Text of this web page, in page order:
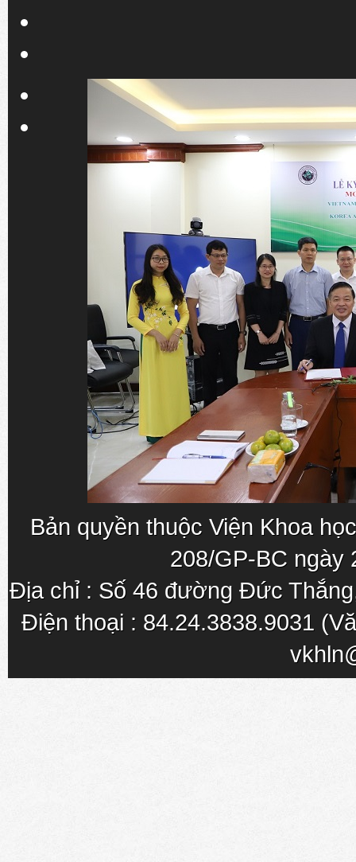
Bản quyền thuộc Viện Khoa
208/GP-BC ngày
Địa chỉ : Số 46 đường Đức
Điện thoại : 84.24.3838.9031